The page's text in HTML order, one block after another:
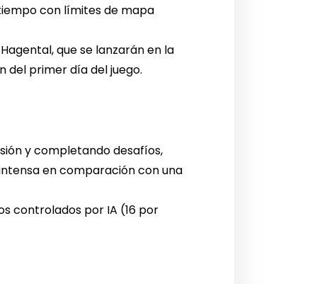
con límites de mapa
que se lanzarán en la
del primer día del juego.
y completando desafíos,
en comparación con una
controlados por IA (16 por